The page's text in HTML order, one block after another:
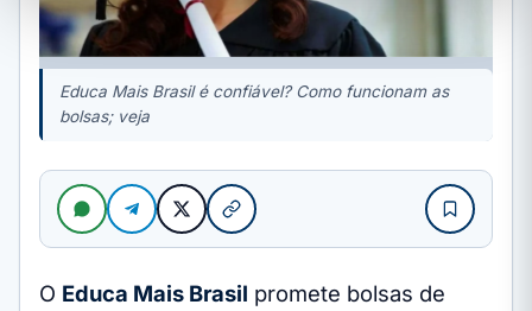
Educa Mais Brasil é confiável? Como funcionam as
bolsas; veja
O Educa Mais Brasil promete bolsas de